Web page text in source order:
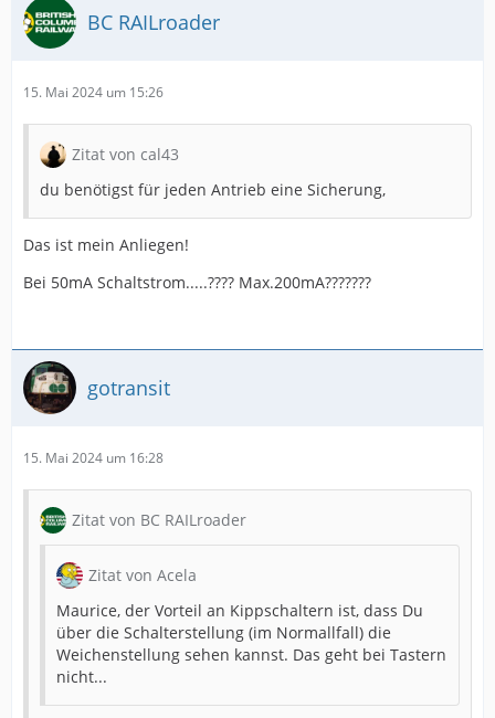
BC RAILroader
15. Mai 2024 um 15:26
Zitat von cal43
du benötigst für jeden Antrieb eine Sicherung,
Das ist mein Anliegen!
Bei 50mA Schaltstrom.....???? Max.200mA???????
gotransit
15. Mai 2024 um 16:28
Zitat von BC RAILroader
Zitat von Acela
Maurice, der Vorteil an Kippschaltern ist, dass Du
über die Schalterstellung (im Normallfall) die
Weichenstellung sehen kannst. Das geht bei Tastern
nicht...